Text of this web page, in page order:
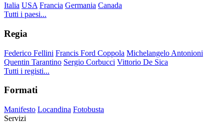
Italia USA Francia Germania Canada
Tutti i paesi...
Regia
Federico Fellini Francis Ford Coppola Michelangelo Antonioni
Quentin Tarantino Sergio Corbucci Vittorio De Sica
Tutti i registi...
Formati
Manifesto Locandina Fotobusta
Servizi